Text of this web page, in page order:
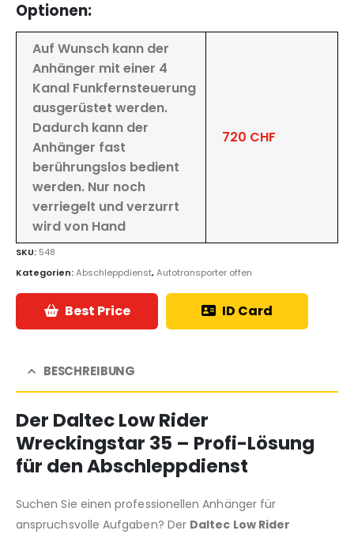
Optionen:
Auf Wunsch kann der
Anhänger mit einer 4
Kanal Funkfernsteuerung
ausgerüstet werden.
Dadurch kann der
Anhänger fast
berührungslos bedient
werden. Nur noch
verriegelt und verzurrt
wird von Hand
720 CHF
SKU: 548
Kategorien:Abschleppdienst,Autotransporter offen
Best Price ID Card
BESCHREIBUNG
Der Daltec Low Rider
Wreckingstar 35 – Profi-Lösung
für den Abschleppdienst
Suchen Sie einen professionellen Anhänger für
anspruchsvolle Aufgaben? Der Daltec Low Rider